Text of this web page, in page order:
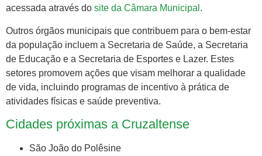
acessada através do site da Câmara Municipal .
Outros órgãos municipais que contribuem para o bem-estar
da população incluem a Secretaria de Saúde, a Secretaria
de Educação e a Secretaria de Esportes e Lazer. Estes
setores promovem ações que visam melhorar a qualidade
de vida, incluindo programas de incentivo à prática de
atividades físicas e saúde preventiva.
Cidades próximas a Cruzaltense
São João do Polêsine